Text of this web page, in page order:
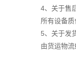
4、关于售
所有设备
5、关于发
由货运物